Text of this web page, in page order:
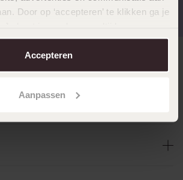
Door op ‘accepteren’ te klikken ga je
er meer over in onscookiebeleid.
Accepteren
Aanpassen